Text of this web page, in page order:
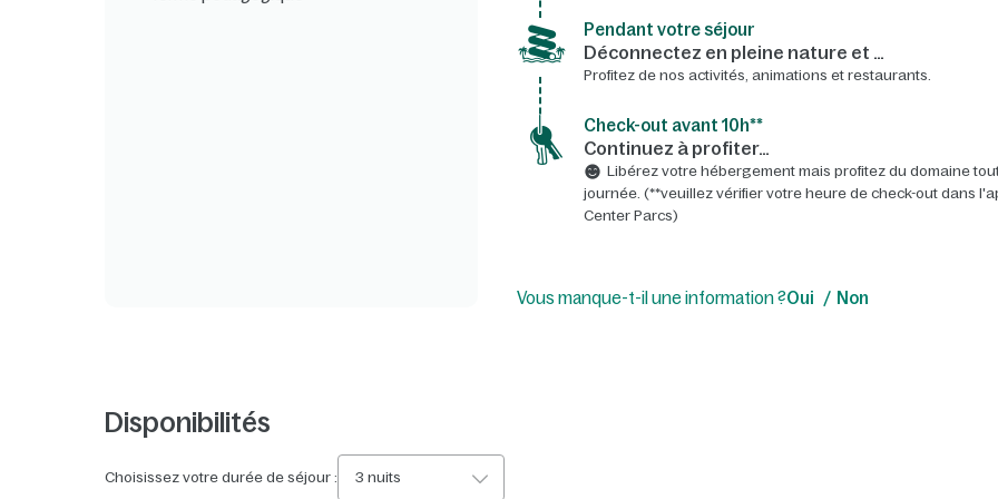
Pendant votre séjour
Déconnectez en pleine nature et …
Profitez de nos activités, animations et restaurants.
Check-out avant 10h**
Continuez à profiter…
Libérez votre hébergement mais profitez du domaine
journée. (**veuillez vérifier votre heure de check-out dans
Center Parcs)
Vous manque-t-il une information ?Oui Non
Disponibilités
Choisissez votre durée de séjour : 3 nuits